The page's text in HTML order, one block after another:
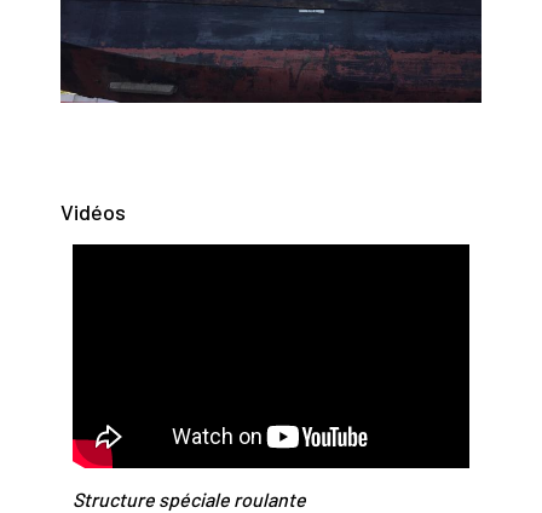
Vidéos
Structure spéciale roulante